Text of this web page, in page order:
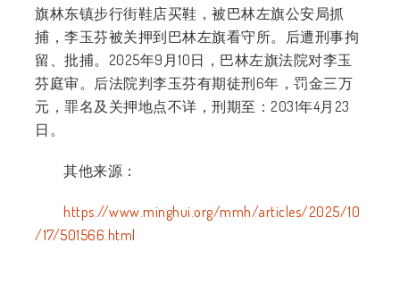
旗林东镇步行街鞋店买鞋，被巴林左旗公安局抓
捕，李玉芬被关押到巴林左旗看守所。后遭刑事拘
留、批捕。 2025年9 月10日，巴林左旗法院对李玉
芬庭审。后法院判李玉芬有期徒刑6年，罚金三万
元，罪名及关押地点不详，刑期至： 2031年4月 23
日。
其他来源：
https://www.minghui.org/mmh/articles/2025/10
/17/501566.html